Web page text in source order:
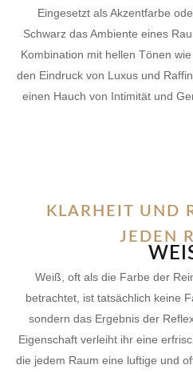
Eingesetzt als Akzentfarbe
Schwarz das Ambiente eines
Kombination mit hellen Tönen
den Eindruck von Luxus und
einen Hauch von Intimität und
KLARHEIT UND
JEDEN
Weiß, oft als die Farbe der
betrachtet, ist tatsächlich keine
sondern das Ergebnis der
Eigenschaft verleiht ihr eine
die jedem Raum eine luftige und